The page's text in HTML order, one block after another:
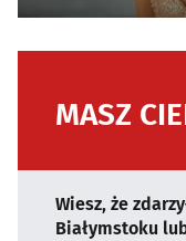
MASZ
Wiesz, że
Białymstoku